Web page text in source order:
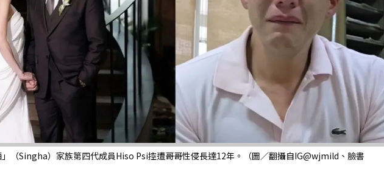
（Singha）家族第四代成員Hiso Psi控遭哥哥性侵長達12年。（圖／翻攝自IG@wjmild、臉書